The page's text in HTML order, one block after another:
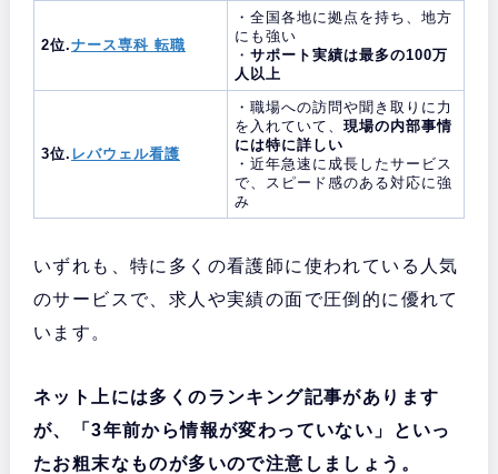
2位.ナース専科 転職
・全国各地に拠点を持ち、地方
にも強い
・ サポート実績は最多の100万
人以上
3位. レバウェル看護
・職場への訪問や聞き取りに力
を入れていて、 現場の内部事情
には特に詳しい
・近年急速に成長したサービス
で、スピード感のある対応に強
み
いずれも、特に多くの看護師に使われている人気
のサービスで、求人や実績の面で圧倒的に優れて
います。
ネット上には多くのランキング記事があります
が、「3年前から情報が変わっていない」といっ
たお粗末なものが多いので注意しましょう。